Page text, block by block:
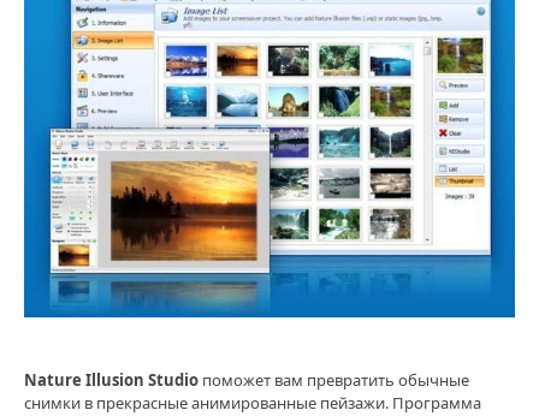
Nature Illusion Studio поможет вам превратить обычные
снимки в прекрасные анимированные пейзажи. Программа